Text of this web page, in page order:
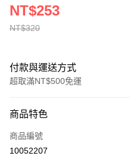
NT$320
NT$253
付款與運送方式
超取滿NT$500免運
信用卡一次付款
超商取貨付款
商品特色
商品編號
10052207